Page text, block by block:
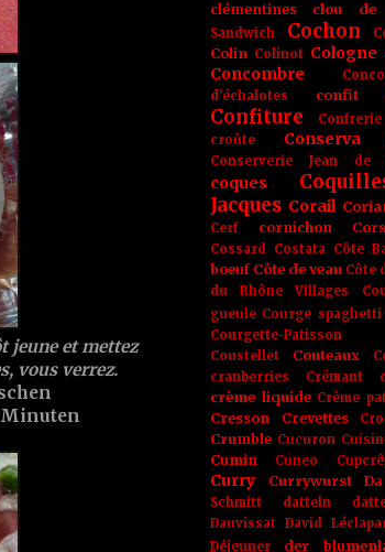
jeune et mettez
vous verrez.
Minuten
clémentines clou de
Sandwich
Cochon
Colin Colinot Cologne
Concombre
d'échalotes
confit
Confiture
croûte
Conserva
Conserverie Jean de
coques
Jacques Corail
Cerf
cornichon
Cossard Costata Côte
boeuf Côte de veau Côte
du Rhône Villages
gueule Courge spaghetti
Courgette-Patisson
Coustellet Couteaux
cranberries
Crémant
crème liquide Crème
Cresson Crevettes
Crumble Cucuron
Cumin Cuneo
Curry Currywurst
Schmitt
datteln
Dauvissat David
Déjeuner
der